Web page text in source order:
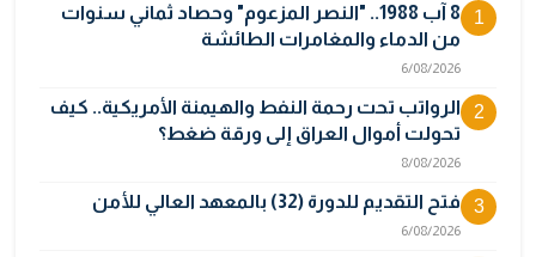
1
8 آب 1988.. "النصر المزعوم" وحصاد ثماني سنوات
من الدماء والمغامرات الطائشة
6/08/2026
2
الرواتب تحت رحمة النفط والهيمنة الأمريكية.. كيف
تحولت أموال العراق إلى ورقة ضغط؟
8/08/2026
3 فتح التقديم للدورة (32) بالمعهد العالي للأمن
6/08/2026